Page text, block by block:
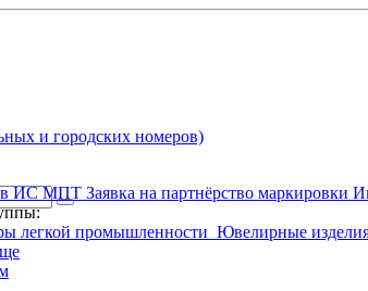
в ИС МПТ Заявка на партнёрство маркировки
легкой промышленности Ювелирные
и городских номеров)